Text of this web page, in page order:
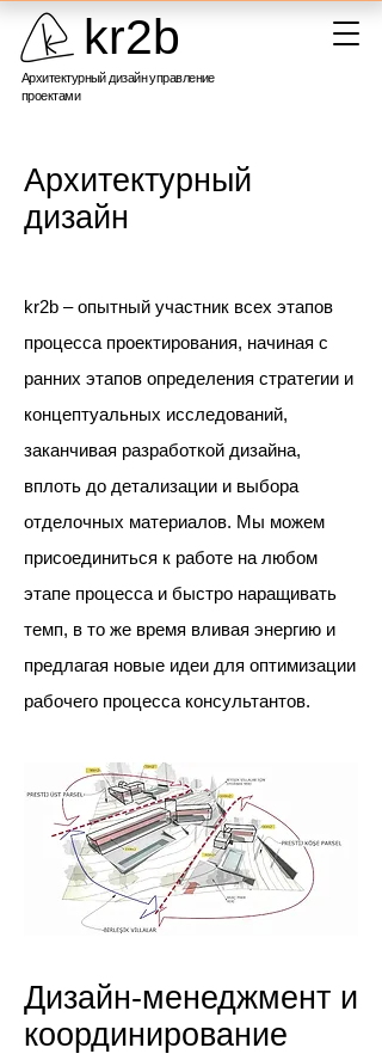
kr2b
Архитектурный дизайн управление
проектами
Архитектурный
дизайн
kr2b – опытный участник всех этапов
процесса проектирования, начиная с
ранних этапов определения стратегии и
концептуальных исследований,
заканчивая разработкой дизайна,
вплоть до детализации и выбора
отделочных материалов. Мы можем
присоединиться к работе на любом
этапе процесса и быстро наращивать
темп, в то же время вливая энергию и
предлагая новые идеи для оптимизации
рабочего процесса консультантов.
Дизайн-менеджмент и
координирование